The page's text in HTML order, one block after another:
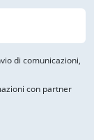
di comunicazioni,
con partner